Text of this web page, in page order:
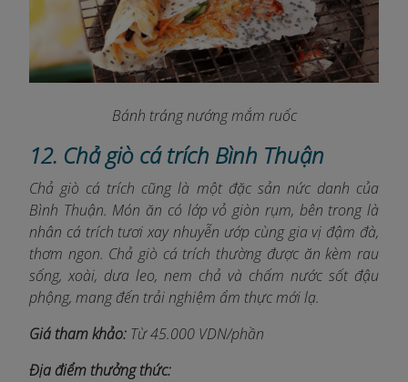
Bánh tráng nướng mắm ruốc
12. Chả giò cá trích Bình Thuận
Chả giò cá trích cũng là một đặc sản nức danh của
Bình Thuận. Món ăn có lớp vỏ giòn rụm, bên trong là
nhân cá trích tươi xay nhuyễn ướp cùng gia vị đậm đà,
thơm ngon. Chả giò cá trích thường được ăn kèm rau
sống, xoài, dưa leo, nem chả và chấm nước sốt đậu
phộng, mang đến trải nghiệm ẩm thực mới lạ.
Giá tham khảo: Từ 45.000 VDN/phần
Địa điểm thưởng thức: